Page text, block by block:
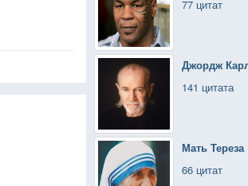
77 цитат
Джордж
141 цитата
Мать Тереза
66 цитат